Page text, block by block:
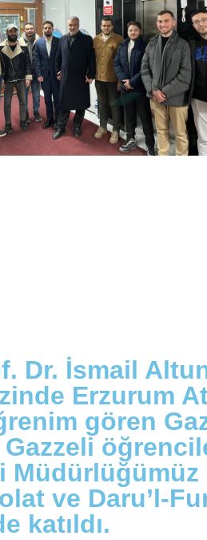
Dr. İsmail
Erzurum
gören
ve Daru’l-
katıldı.